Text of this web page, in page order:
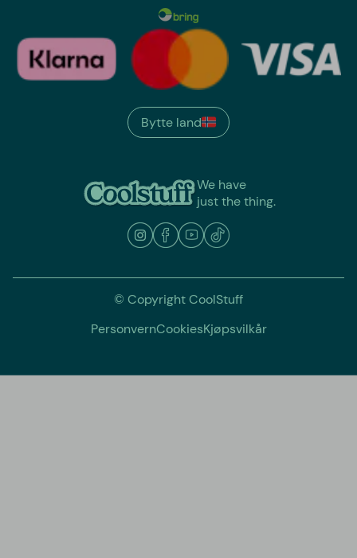
We have
just the thing.
Bytte land
© Copyright CoolStuff
PersonvernCookiesKjøpsvilkår